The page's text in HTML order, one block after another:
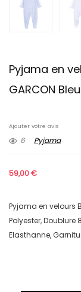
Pyjama en
GARCON Bleu
Ajouter votre avis
6 Pyjama
59,00€
Pyjama en velours
Polyester, Doublure
Elasthanne,